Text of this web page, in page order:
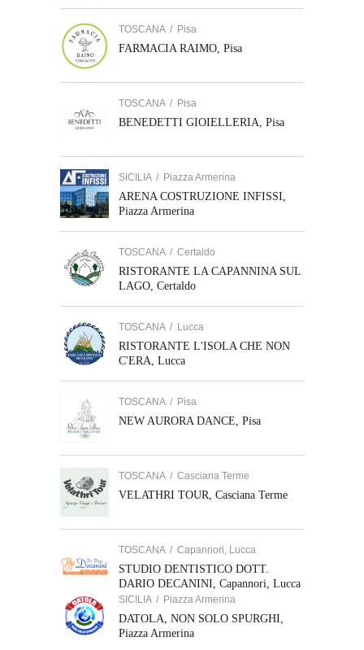
TOSCANA / Pisa
FARMACIA RAIMO, Pisa
TOSCANA / Pisa
BENEDETTI GIOIELLERIA, Pisa
SICILIA / Piazza Armerina
ARENA COSTRUZIONE INFISSI,
Piazza Armerina
TOSCANA / Certaldo
RISTORANTE LA CAPANNINA SUL
LAGO, Certaldo
TOSCANA / Lucca
RISTORANTE L'ISOLA CHE NON
C'ERA, Lucca
TOSCANA / Pisa
NEW AURORA DANCE, Pisa
TOSCANA / Casciana Terme
VELATHRI TOUR, Casciana Terme
TOSCANA / Capannori, Lucca
STUDIO DENTISTICO DOTT.
DARIO DECANINI, Capannori, Lucca
SICILIA / Piazza Armerina
DATOLA, NON SOLO SPURGHI,
Piazza Armerina